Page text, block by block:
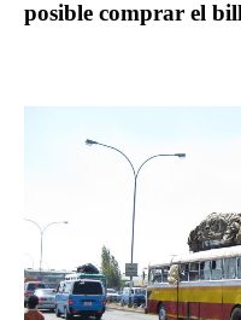
posible comprar el